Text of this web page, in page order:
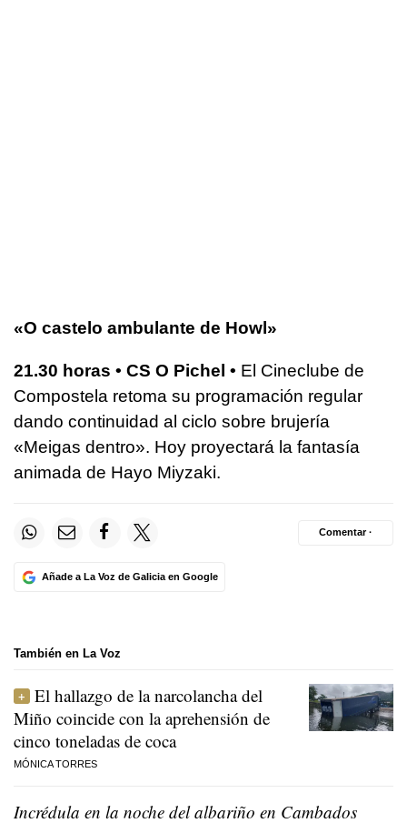
«O castelo ambulante de Howl»
21.30 horas • CS O Pichel • El Cineclube de
Compostela retoma su programación regular
dando continuidad al ciclo sobre brujería
«Meigas dentro». Hoy proyectará la fantasía
animada de Hayo Miyzaki.
Añade a La Voz de Galicia en Google
Comentar ·
También en La Voz
El hallazgo de la narcolancha del
Miño coincide con la aprehensión de
cinco toneladas de coca
MÓNICA TORRES
Incrédula en la noche del albariño en Cambados